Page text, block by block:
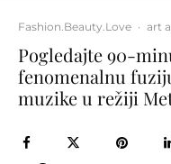
Fashion.Beauty.Love · art
Pogledajte 90-
fenomenalnu
muzike u režiji